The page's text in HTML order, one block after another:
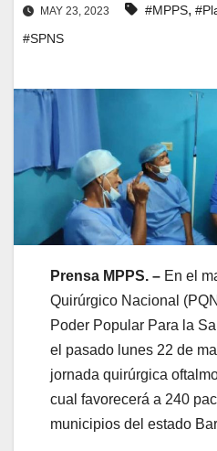
MAY 23, 2023 #MPPS,
#SPNS
Prensa MPPS. – En el
Quirúrgico Nacional
Poder Popular Para la
el pasado lunes 22 de
jornada quirúrgica
cual favorecerá a 240
municipios del estado